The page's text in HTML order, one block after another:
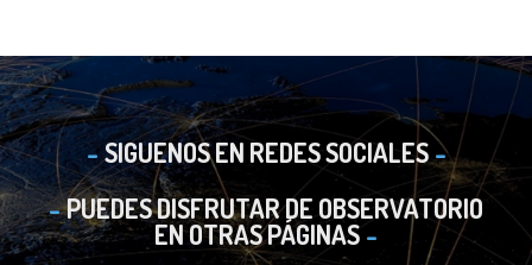
SIGUENOS EN REDES SOCIALES
PUEDES DISFRUTAR DE OBSERVATORIO
EN OTRAS PÁGINAS